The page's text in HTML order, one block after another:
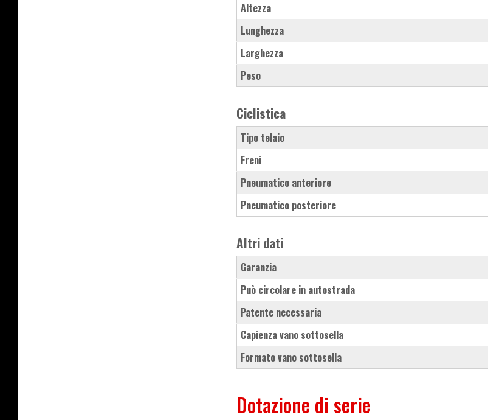
Altezza
Lunghezza
Larghezza
Peso
Ciclistica
Tipo telaio
Freni
Pneumatico anteriore
Pneumatico posteriore
Altri dati
Garanzia
Può circolare in autostrada
Patente necessaria
Capienza vano sottosella
Formato vano sottosella
Dotazione di serie